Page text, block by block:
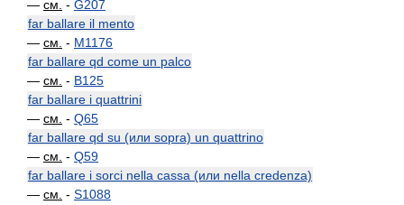
— см. - G207
far ballare il mento
— см. - M1176
far ballare qd come un palco
— см. - B125
far ballare i quattrini
— см. - Q65
far ballare qd su (или sopra) un quattrino
— см. - Q59
far ballare i sorci nella cassa (или nella credenza)
— см. - S1088